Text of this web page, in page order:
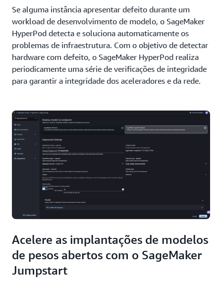
Se alguma instância apresentar defeito durante um
workload de desenvolvimento de modelo, o SageMaker
HyperPod detecta e soluciona automaticamente os
problemas de infraestrutura. Com o objetivo de detectar
hardware com defeito, o SageMaker HyperPod realiza
periodicamente uma série de verificações de integridade
para garantir a integridade dos aceleradores e da rede.
Acelere as implantações de modelos
de pesos abertos com o SageMaker
Jumpstart